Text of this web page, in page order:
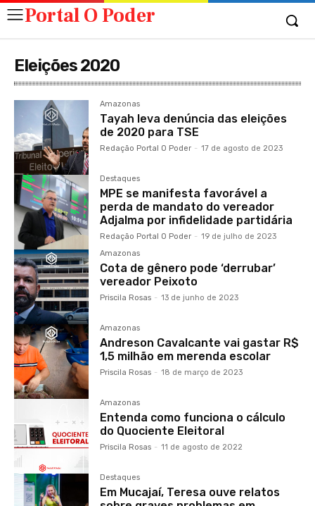
Portal O Poder
Eleições 2020
Amazonas
Tayah leva denúncia das eleições
de 2020 para TSE
Redação Portal O Poder - 17 de agosto de 2023
Destaques
MPE se manifesta favorável a
perda de mandato do vereador
Adjalma por infidelidade partidária
Redação Portal O Poder - 19 de julho de 2023
Amazonas
Cota de gênero pode ‘derrubar’
vereador Peixoto
Priscila Rosas - 13 de junho de 2023
Amazonas
Andreson Cavalcante vai gastar R$
1,5 milhão em merenda escolar
Priscila Rosas - 18 de março de 2023
Amazonas
Entenda como funciona o cálculo
do Quociente Eleitoral
Priscila Rosas - 11 de agosto de 2022
Destaques
Em Mucajaí, Teresa ouve relatos